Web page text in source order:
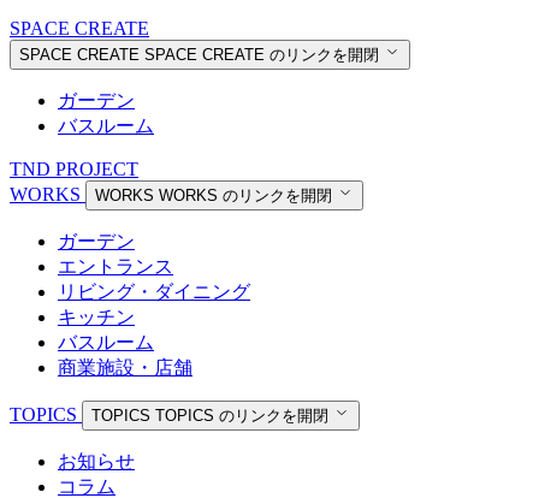
SPACE CREATE
SPACE CREATE SPACE CREATE のリンクを開閉
ガーデン
バスルーム
TND PROJECT
WORKS
WORKS WORKS のリンクを開閉
ガーデン
エントランス
リビング・ダイニング
キッチン
バスルーム
商業施設・店舗
TOPICS TOPICS TOPICS のリンクを開閉
お知らせ
コラム